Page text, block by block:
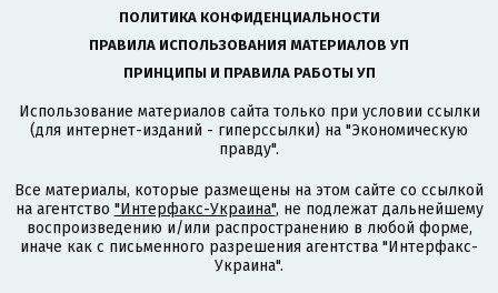
ПОЛИТИКА КОНФИДЕНЦИАЛЬНОСТИ
ПРАВИЛА ИСПОЛЬЗОВАНИЯ МАТЕРИАЛОВ УП
ПРИНЦИПЫ И ПРАВИЛА РАБОТЫ УП
Использование материалов сайта только при условии ссылки
(для интернет-изданий - гиперссылки) на "Экономическую
правду".
Все материалы, которые размещены на этом сайте со ссылкой
на агентство "Интерфакс-Украина", не подлежат дальнейшему
воспроизведению и/или распространению в любой форме,
иначе как с письменного разрешения агентства "Интерфакс-
Украина".